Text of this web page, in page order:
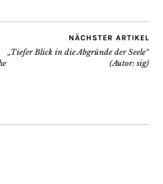
NÄCHSTER ARTIKEL
„Tiefer Blick in die Abgründe der Seele“
(Autor: sig)